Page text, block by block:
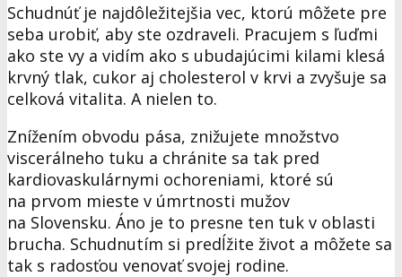
Schudnúť je najdôležitejšia vec, ktorú môžete pre
seba urobiť, aby ste ozdraveli. Pracujem s ľuďmi
ako ste vy a vidím ako s ubudajúcimi kilami klesá
krvný tlak, cukor aj cholesterol v krvi a zvyšuje sa
celková vitalita. A nielen to.
Znížením obvodu pása, znižujete množstvo
viscerálneho tuku a chránite sa tak pred
kardiovaskulárnymi ochoreniami, ktoré sú
na prvom mieste v úmrtnosti mužov
na Slovensku. Áno je to presne ten tuk v oblasti
brucha. Schudnutím si predĺžite život a môžete sa
tak s radosťou venovať svojej rodine.